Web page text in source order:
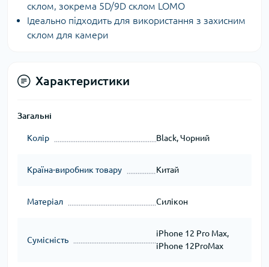
склом, зокрема 5D/9D склом LOMO
Ідеально підходить для використання з захисним
склом для камери
Характеристики
Загальні
Колір Black, Чорний
Країна-виробник товару Китай
Матеріал Силікон
Сумісність
iPhone 12 Pro Max,
iPhone 12ProMax